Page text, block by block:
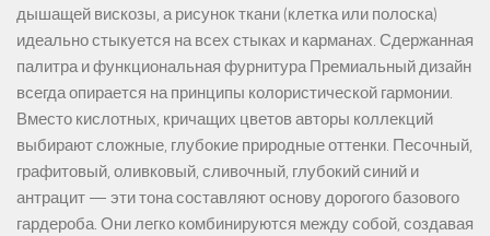
дышащей вискозы, а рисунок ткани (клетка или полоска)
идеально стыкуется на всех стыках и карманах. Сдержанная
палитра и функциональная фурнитура Премиальный дизайн
всегда опирается на принципы колористической гармонии.
Вместо кислотных, кричащих цветов авторы коллекций
выбирают сложные, глубокие природные оттенки. Песочный,
графитовый, оливковый, сливочный, глубокий синий и
антрацит — эти тона составляют основу дорогого базового
гардероба. Они легко комбинируются между собой, создавая